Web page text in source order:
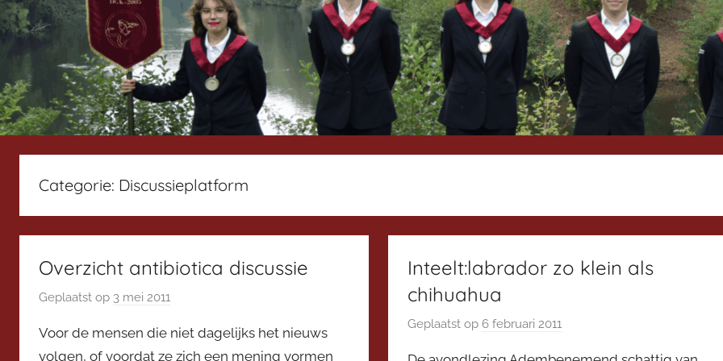
Categorie: Discussieplatform
Overzicht antibiotica discussie
Geplaatst op 3 mei 2011
o
Voor de mensen die niet dagelijks het nieuws
volgen, of voordat ze zich een mening vormen
Inteelt:labrador zo klein als
chihuahua
Geplaatst op6 februari 2011